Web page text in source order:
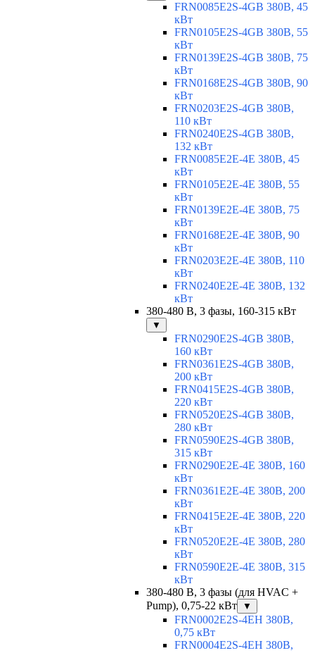
FRN0085E2S-4GB 380В, 45
кВт
FRN0105E2S-4GB 380В, 55
кВт
FRN0139E2S-4GB 380В, 75
кВт
FRN0168E2S-4GB 380В, 90
кВт
FRN0203E2S-4GB 380В,
110 кВт
FRN0240E2S-4GB 380В,
132 кВт
FRN0085E2E-4E 380В, 45
кВт
FRN0105E2E-4E 380В, 55
кВт
FRN0139E2E-4E 380В, 75
кВт
FRN0168E2E-4E 380В, 90
кВт
FRN0203E2E-4E 380В, 110
кВт
FRN0240E2E-4E 380В, 132
кВт
380-480 В, 3 фазы, 160-315 кВт
▼
FRN0290E2S-4GB 380В,
160 кВт
FRN0361E2S-4GB 380В,
200 кВт
FRN0415E2S-4GB 380В,
220 кВт
FRN0520E2S-4GB 380В,
280 кВт
FRN0590E2S-4GB 380В,
315 кВт
FRN0290E2E-4E 380В, 160
кВт
FRN0361E2E-4E 380В, 200
кВт
FRN0415E2E-4E 380В, 220
кВт
FRN0520E2E-4E 380В, 280
кВт
FRN0590E2E-4E 380В, 315
кВт
380-480 В, 3 фазы (для HVAC +
Pump), 0,75-22 кВт
▼
FRN0002E2S-4EH 380В,
0,75 кВт
FRN0004E2S-4EH 380В,